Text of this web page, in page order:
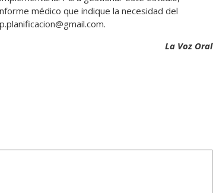
médico que indique la necesidad del
La Voz Oral